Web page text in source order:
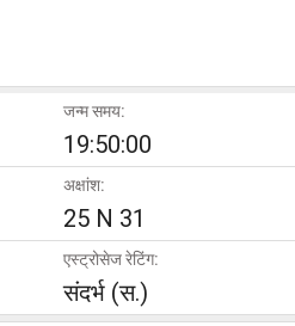
जन्म समय:
19:50:00
अक्षांश:
25 N 31
एस्ट्रोसेज रेटिंग:
संदर्भ (स.)